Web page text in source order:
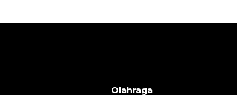
Olahraga